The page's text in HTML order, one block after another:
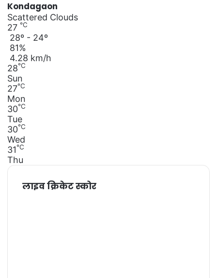
Kondagaon
Scattered Clouds
27 ℃
28º - 24º
81%
4.28 km/h
28℃
Sun
27℃
Mon
30℃
Tue
30℃
Wed
31℃
Thu
लाइव क्रिकेट स्कोर